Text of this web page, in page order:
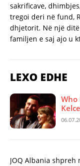
sakrificave,
tregoi deri në fund,
dhjetorit. Në një
familjen e saj ajo u
LEXO EDHE
Who
JOQ Albania